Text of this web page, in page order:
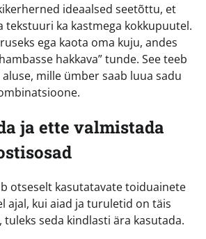
ideaalsed seetõttu, et
tekstuuri ka kastmega kokkupuutel.
ega kaota oma kuju, andes
hakkava” tunde. See teeb
mille ümber saab luua sadu
ja ette valmistada
otseselt kasutatavate toiduainete
ajal, kui aiad ja turuletid on täis
seda kindlasti ära kasutada.